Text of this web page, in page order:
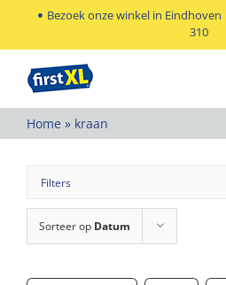
Bezoek onze winkel in Eindhoven
310
Home » kraan
Filters
Sorteer op Datum